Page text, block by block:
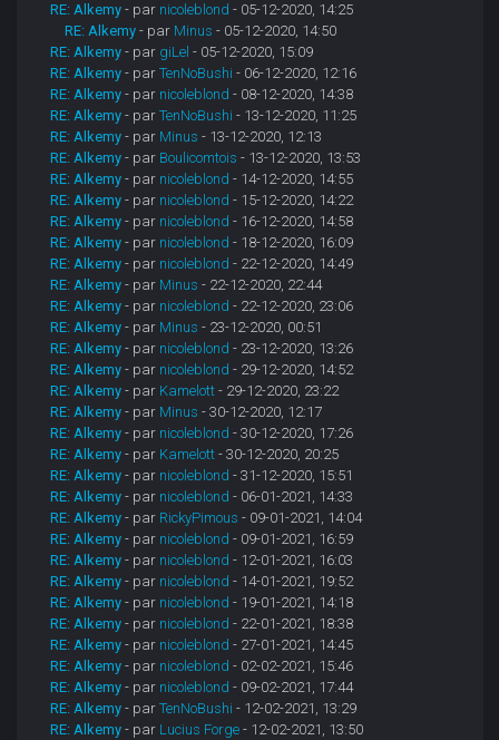
RE: Alkemy - par nicoleblond - 05-12-2020, 14:25
RE: Alkemy - par Minus - 05-12-2020, 14:50
RE: Alkemy - par giLel - 05-12-2020, 15:09
RE: Alkemy - parTenNoBushi - 06-12-2020, 12:16
RE: Alkemy - par nicoleblond - 08-12-2020, 14:38
RE: Alkemy - parTenNoBushi - 13-12-2020, 11:25
RE: Alkemy - par Minus - 13-12-2020, 12:13
RE: Alkemy - par Boulicomtois - 13-12-2020, 13:53
RE: Alkemy - par nicoleblond - 14-12-2020, 14:55
RE: Alkemy - par nicoleblond - 15-12-2020, 14:22
RE: Alkemy - par nicoleblond - 16-12-2020, 14:58
RE: Alkemy - par nicoleblond - 18-12-2020, 16:09
RE: Alkemy - par nicoleblond - 22-12-2020, 14:49
RE: Alkemy - par Minus - 22-12-2020, 22:44
RE: Alkemy - par nicoleblond - 22-12-2020, 23:06
RE: Alkemy - par Minus - 23-12-2020, 00:51
RE: Alkemy - par nicoleblond - 23-12-2020, 13:26
RE: Alkemy - par nicoleblond - 29-12-2020, 14:52
RE: Alkemy - par Kamelott - 29-12-2020, 23:22
RE: Alkemy - par Minus - 30-12-2020, 12:17
RE: Alkemy - par nicoleblond - 30-12-2020, 17:26
RE: Alkemy - par Kamelott - 30-12-2020, 20:25
RE: Alkemy - par nicoleblond - 31-12-2020, 15:51
RE: Alkemy - par nicoleblond - 06-01-2021, 14:33
RE: Alkemy - par RickyPimous - 09-01-2021, 14:04
RE: Alkemy - par nicoleblond - 09-01-2021, 16:59
RE: Alkemy - par nicoleblond - 12-01-2021, 16:03
RE: Alkemy - par nicoleblond - 14-01-2021, 19:52
RE: Alkemy - par nicoleblond - 19-01-2021, 14:18
RE: Alkemy - par nicoleblond - 22-01-2021, 18:38
RE: Alkemy - par nicoleblond - 27-01-2021, 14:45
RE: Alkemy - par nicoleblond - 02-02-2021, 15:46
RE: Alkemy - par nicoleblond - 09-02-2021, 17:44
RE: Alkemy - parTenNoBushi - 12-02-2021, 13:29
RE: Alkemy - par Lucius Forge - 12-02-2021, 13:50